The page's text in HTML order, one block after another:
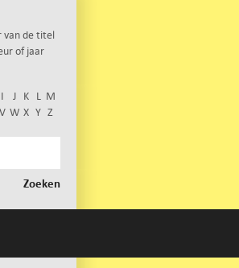
van de titel
of jaar
I J K L M
V W X Y Z